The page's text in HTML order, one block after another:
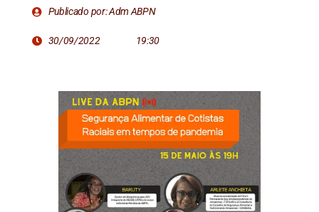
Publicado por: Adm ABPN
30/09/2022 19:30